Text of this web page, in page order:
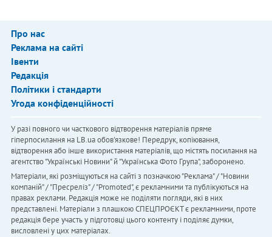
Про нас
Реклама на сайті
Івенти
Редакція
Політики і стандарти
Угода конфіденційності
У разі повного чи часткового відтворення матеріалів пряме
гіперпосилання на LB.ua обов'язкове! Передрук, копіювання,
відтворення або інше використання матеріалів, що містять посилання на
агентство "Українськi Новини" й "Українська Фото Група", заборонено.
Матеріали, які розміщуються на сайті з позначкою "Реклама" / "Новини
компаній" / "Пресреліз" / "Promoted", є рекламними та публікуються на
правах реклами. Редакція може не поділяти погляди, які в них
представлені. Матеріали з плашкою СПЕЦПРОЄКТ є рекламними, проте
редакція бере участь у підготовці цього контенту і поділяє думки,
висловлені у цих матеріалах.